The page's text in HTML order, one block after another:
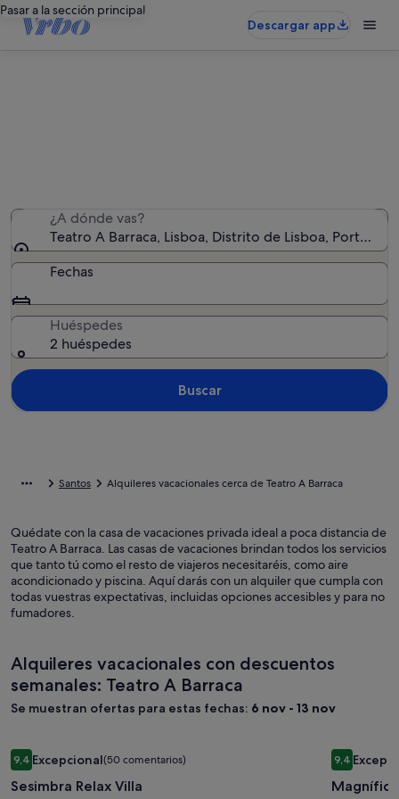
Pasar a la sección principal
Descargar app
¿A dónde vas?
Teatro A Barraca, Lisboa, Distrito de Lisboa, Portugal
Fechas
Huéspedes
2 huéspedes
Buscar
Santos Alquileres vacacionales cerca de Teatro A Barraca
Quédate con la casa de vacaciones privada ideal a poca distancia de
Teatro A Barraca. Las casas de vacaciones brindan todos los servicios
que tanto tú como el resto de viajeros necesitaréis, como aire
acondicionado y piscina. Aquí darás con un alquiler que cumpla con
todas vuestras expectativas, incluidas opciones accesibles y para no
fumadores.
Alquileres vacacionales con descuentos
semanales: Teatro A Barraca
Se muestran ofertas para estas fechas: 6 nov - 13 nov
Galería
de
imágenes
9,49,4 sobre 10, Excepcional, (50 comentarios)
Excepcional(50 comentarios)
Sesimbra Relax Villa
Sesimbra Relax Villa
Galería
de
9,49,4 sobre
Magnífica